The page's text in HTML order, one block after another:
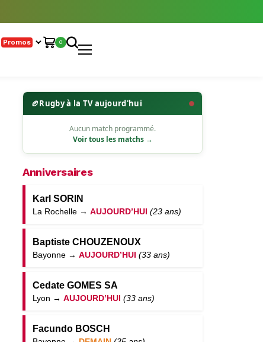
Promos 0
🏉Rugby à la TV aujourd'hui
Aucun match programmé.
Voir tous les matchs →
Anniversaires
Karl SORIN
La Rochelle → AUJOURD’HUI (23 ans)
Baptiste CHOUZENOUX
Bayonne → AUJOURD’HUI (33 ans)
Cedate GOMES SA
Lyon → AUJOURD’HUI (33 ans)
Facundo BOSCH